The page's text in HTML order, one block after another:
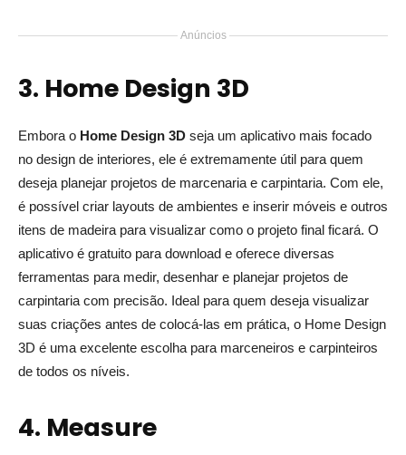
Anúncios
3. Home Design 3D
Embora o Home Design 3D seja um aplicativo mais focado
no design de interiores, ele é extremamente útil para quem
deseja planejar projetos de marcenaria e carpintaria. Com ele,
é possível criar layouts de ambientes e inserir móveis e outros
itens de madeira para visualizar como o projeto final ficará. O
aplicativo é gratuito para download e oferece diversas
ferramentas para medir, desenhar e planejar projetos de
carpintaria com precisão. Ideal para quem deseja visualizar
suas criações antes de colocá-las em prática, o Home Design
3D é uma excelente escolha para marceneiros e carpinteiros
de todos os níveis.
4. Measure